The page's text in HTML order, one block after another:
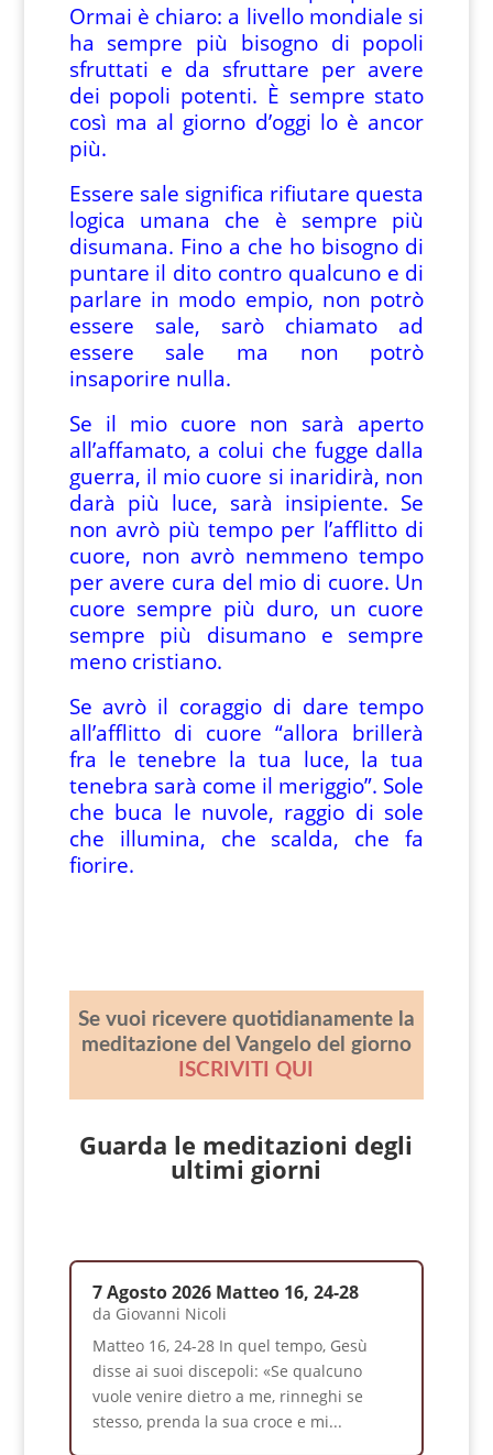
Ormai è chiaro: a livello mondiale si
ha sempre più bisogno di popoli
sfruttati e da sfruttare per avere
dei popoli potenti. È sempre stato
così ma al giorno d’oggi lo è ancor
più.
Essere sale significa rifiutare questa
logica umana che è sempre più
disumana. Fino a che ho bisogno di
puntare il dito contro qualcuno e di
parlare in modo empio, non potrò
essere sale, sarò chiamato ad
essere sale ma non potrò
insaporire nulla.
Se il mio cuore non sarà aperto
all’affamato, a colui che fugge dalla
guerra, il mio cuore si inaridirà, non
darà più luce, sarà insipiente. Se
non avrò più tempo per l’afflitto di
cuore, non avrò nemmeno tempo
per avere cura del mio di cuore. Un
cuore sempre più duro, un cuore
sempre più disumano e sempre
meno cristiano.
Se avrò il coraggio di dare tempo
all’afflitto di cuore “allora brillerà
fra le tenebre la tua luce, la tua
tenebra sarà come il meriggio”. Sole
che buca le nuvole, raggio di sole
che illumina, che scalda, che fa
fiorire.
Se vuoi ricevere quotidianamente la
meditazione del Vangelo del giorno
ISCRIVITI QUI
Guarda le meditazioni degli
ultimi giorni
7 Agosto 2026 Matteo 16, 24-28
da Giovanni Nicoli
Matteo 16, 24-28 In quel tempo, Gesù
disse ai suoi discepoli: «Se qualcuno
vuole venire dietro a me, rinneghi se
stesso, prenda la sua croce e mi...